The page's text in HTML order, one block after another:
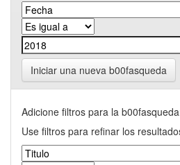
Iniciar una nueva b00fasqueda
Adicione filtros para la
Use filtros para refinar los